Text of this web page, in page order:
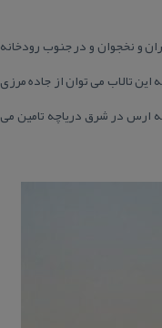
و نخجوان و در جنوب رودخانه
و عرض آن ۲ كیلومتر است. برای دسترسی به این تالاب می توان از جاده مرزی
ارس در شرق دریاچه تامین می